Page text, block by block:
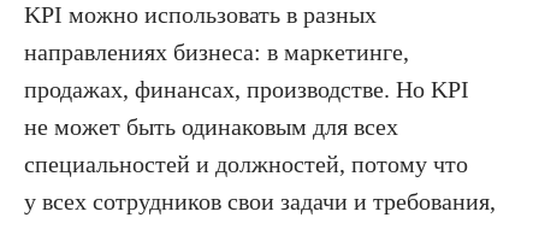
KPI можно использовать в разных
направлениях бизнеса: в маркетинге,
продажах, финансах, производстве. Но KPI
не может быть одинаковым для всех
специальностей и должностей, потому что
у всех сотрудников свои задачи и требования,